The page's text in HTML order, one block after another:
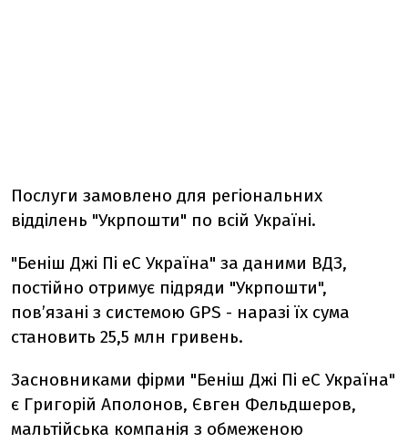
Послуги замовлено для регіональних
відділень "Укрпошти" по всій Україні.
"Беніш Джі Пі еС Україна" за даними ВДЗ,
постійно отримує підряди "Укрпошти",
пов’язані з системою GPS - наразі їх сума
становить 25,5 млн гривень.
Засновниками фірми "Беніш Джі Пі еС Україна"
є Григорій Аполонов, Євген Фельдшеров,
мальтійська компанія з обмеженою